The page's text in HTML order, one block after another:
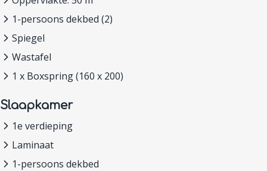
1-persoons dekbed (2)
Spiegel
Wastafel
1 x Boxspring (160 x 200)
Slaapkamer
1e verdieping
Laminaat
1-persoons dekbed